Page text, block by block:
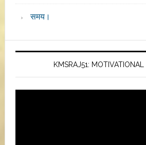
समय।
KMSRAJ51: MOTIVATIONAL